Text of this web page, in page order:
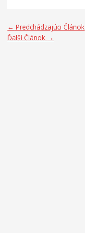
← Predchádzajúci Článok
Ďalší Článok →